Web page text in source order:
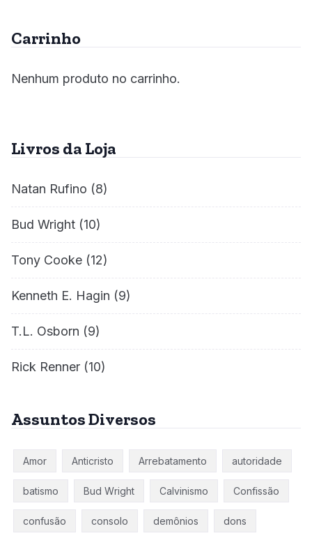
Carrinho
Nenhum produto no carrinho.
Livros da Loja
Natan Rufino (8)
Bud Wright (10)
Tony Cooke (12)
Kenneth E. Hagin (9)
T.L. Osborn (9)
Rick Renner (10)
Assuntos Diversos
Amor Anticristo Arrebatamento autoridade
batismo Bud Wright Calvinismo Confissão
confusão consolo demônios dons